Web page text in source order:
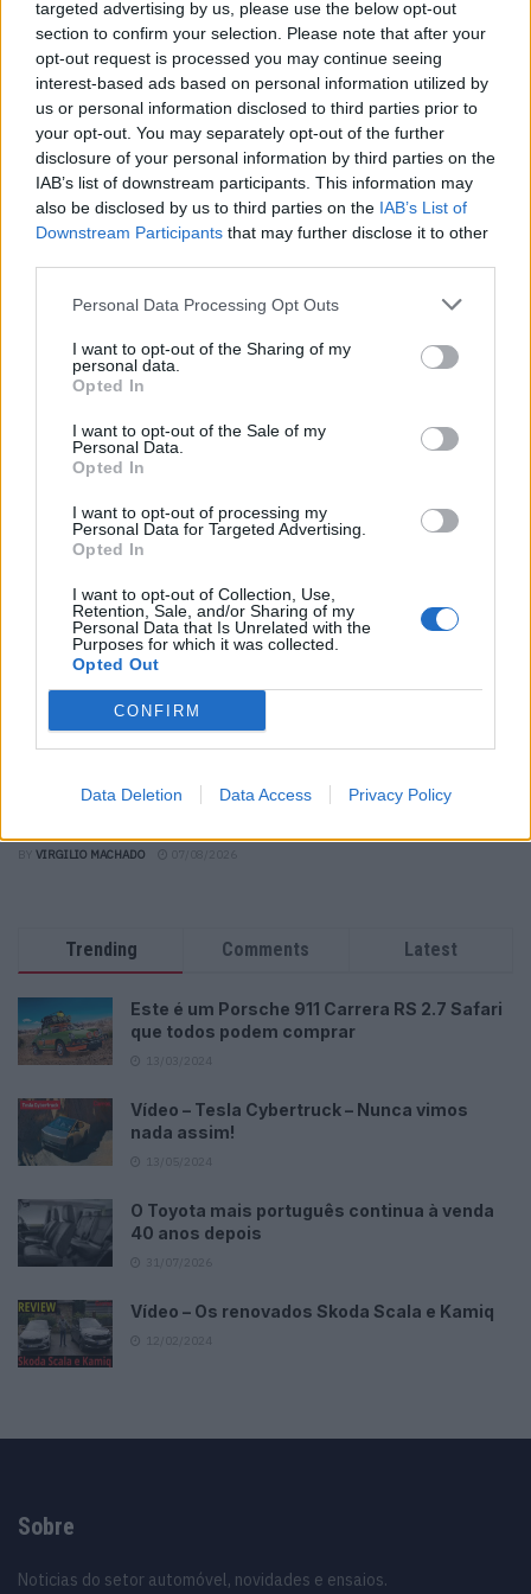
targeted advertising by us, please use the below opt-out
section to confirm your selection. Please note that after your
opt-out request is processed you may continue seeing
interest-based ads based on personal information utilized by
us or personal information disclosed to third parties prior to
your opt-out. You may separately opt-out of the further
disclosure of your personal information by third parties on the
IAB’s list of downstream participants. This information may
also be disclosed by us to third parties on the IAB’s List of
Downstream Participants that may further disclose it to other
Personal Data Processing Opt Outs
I want to opt-out of the Sharing of my
personal data.
Opted In
I want to opt-out of the Sale of my
Personal Data.
Opted In
I want to opt-out of processing my
Personal Data for Targeted Advertising.
Opted In
I want to opt-out of Collection, Use,
Retention, Sale, and/or Sharing of my
Personal Data that Is Unrelated with the
Purposes for which it was collected.
Opted Out
CONFIRM
Data Deletion Data Access Privacy Policy
NX7 é o novo SUV da Nissan para China e
pode chegar à Europa
08/08/2026
Torcal redefine luxo sensorial no primeiro SUV
elétrico da Bentley
Trump lança ataque aos elétricos com acusação
VIRGILIO MACHADO
Trending Comments Latest
Este é um Porsche 911 Carrera RS 2.7 Safari
que todos podem comprar
Vídeo – Tesla Cybertruck – Nunca vimos
nada assim!
O Toyota mais português continua à venda
40 anos depois
Vídeo – Os renovados Skoda Scala e Kamiq
Sobre
Noticias do setor automóvel, novidades e ensaios.